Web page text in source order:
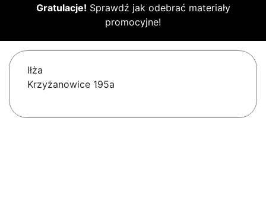
Gratulacje! Sprawdź jak odebrać materiały
promocyjne!
Iłża
Krzyżanowice 195a